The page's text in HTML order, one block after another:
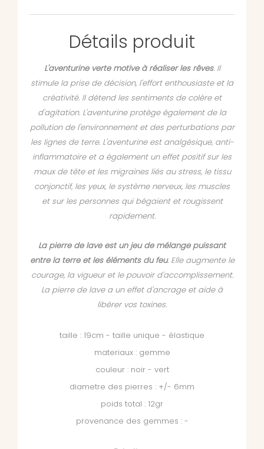
Détails produit
L'aventurine verte motive à réaliser les rêves. Il
stimule la prise de décision, l'effort enthousiaste et la
créativité. Il détend les sentiments de colère et
d'agitation. L'aventurine protège également de la
pollution de l'environnement et des perturbations par
les lignes de terre. L'aventurine est analgésique, anti-
inflammatoire et a également un effet positif sur les
maux de tête et les migraines liés au stress, le tissu
conjonctif, les yeux, le système nerveux, les muscles
et sur les personnes qui bégaient et rougissent
rapidement.
La pierre de lave est un jeu de mélange puissant
entre la terre et les éléments du feu. Elle augmente le
courage, la vigueur et le pouvoir d'accomplissement.
La pierre de lave a un effet d'ancrage et aide à
libérer vos toxines.
taille : 19cm - taille unique - élastique
materiaux : gemme
couleur : noir - vert
diametre des pierres : +/- 6mm
poids total : 12gr
provenance des gemmes : -